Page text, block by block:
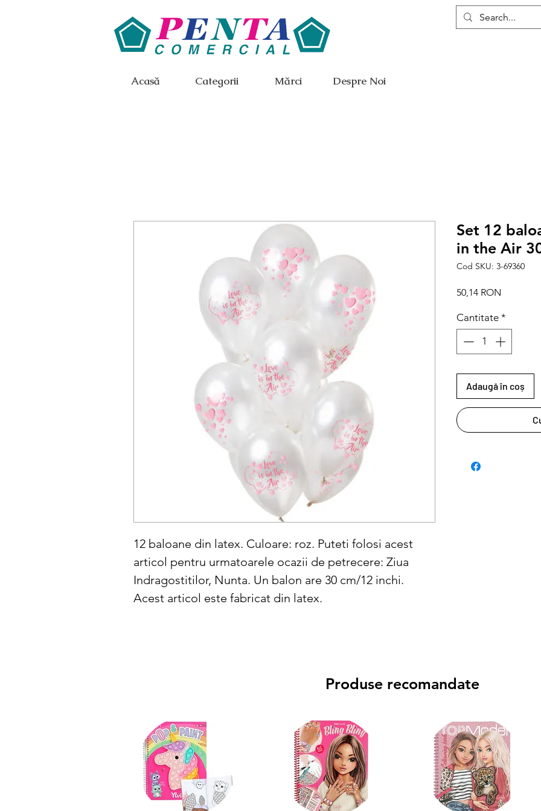
Acasă Categorii Mărci Despre Noi
12 baloane din latex. Culoare: roz. Puteti folosi acest
articol pentru urmatoarele ocazii de petrecere: Ziua
Indragostitilor, Nunta. Un balon are 30 cm/12 inchi.
Acest articol este fabricat din latex.
Set 12
in the Air
Cod SKU: 3-69360
50,14 RON
Cantitate *
Adaugă în coș
Produse recomandate